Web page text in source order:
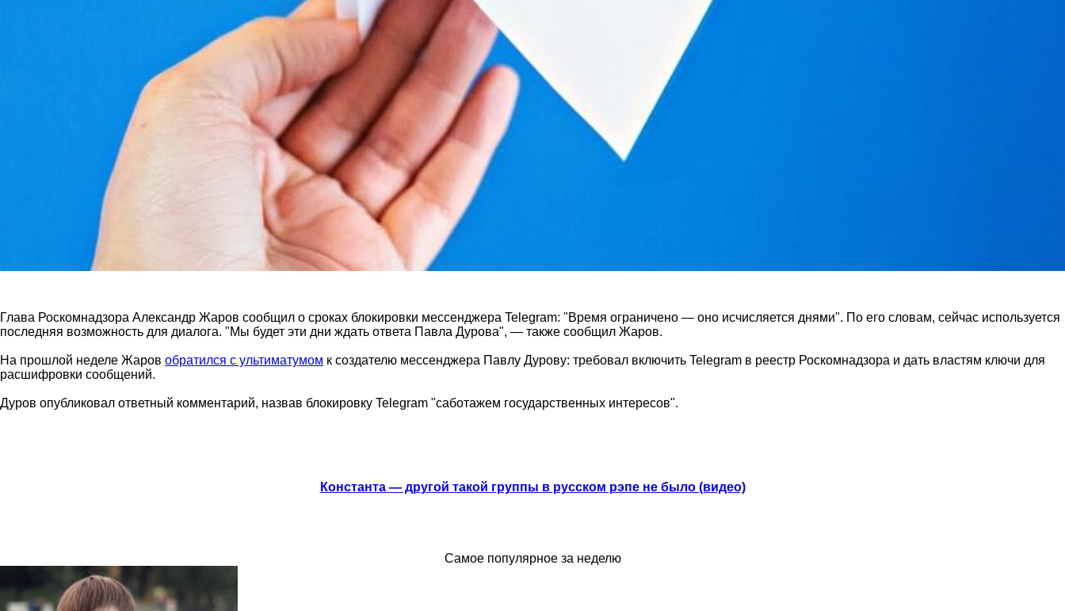
Глава Роскомнадзора Александр Жаров сообщил о сроках блокировки мессенджера Telegram: "Время ограничено — оно исчисляется днями". По его словам, сейчас используется
последняя возможность для диалога. "Мы будет эти дни ждать ответа Павла Дурова", — также сообщил Жаров.
На прошлой неделе Жаров обратился с ультиматумом к создателю мессенджера Павлу Дурову: требовал включить Telegram в реестр Роскомнадзора и дать властям ключи для
расшифровки сообщений.
Дуров опубликовал ответный комментарий, назвав блокировку Telegram "саботажем государственных интересов".
Константа — другой такой группы в русском рэпе не было (видео)
Самое популярное за неделю